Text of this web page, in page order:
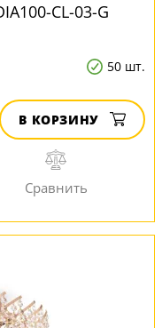
CL-03-G
50 шт.
В КОРЗИНУ